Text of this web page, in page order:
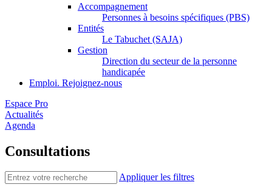
Accompagnement
Personnes à besoins spécifiques (PBS)
Entités
Le Tabuchet (SAJA)
Gestion
Direction du secteur de la personne
handicapée
Emploi. Rejoignez-nous
Espace Pro
Actualités
Agenda
Consultations
Appliquer les filtres